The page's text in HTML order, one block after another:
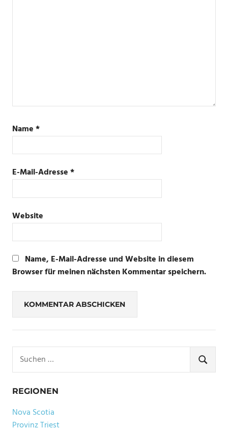
Name*
E-Mail-Adresse*
Website
Name, E-Mail-Adresse und Website in diesem
Browser für meinen nächsten Kommentar speichern.
nach:
SUCHEN
REGIONEN
Nova Scotia
Provinz Triest